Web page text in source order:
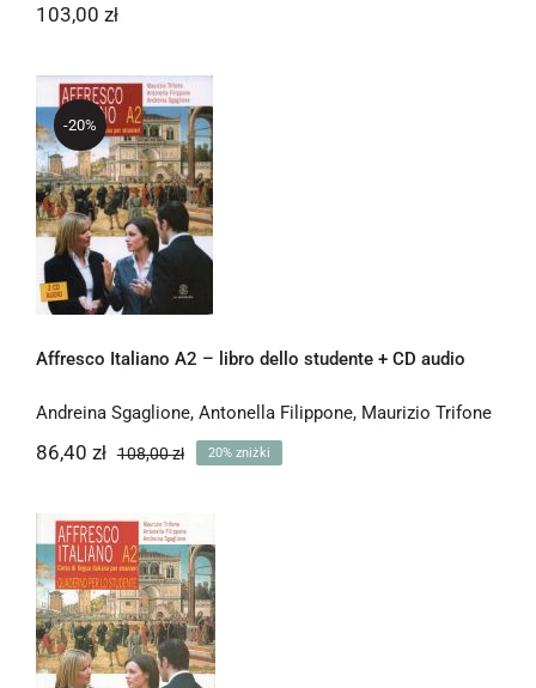
103,00 zł
-20%
Affresco Italiano A2 – libro dello
studente + CD audio
Affresco Italiano A2 – libro dello studente + CD audio
Andreina Sgaglione, Antonella Filippone, Maurizio Trifone
108,00złPierwotna
108,00 zł.
86,40 zł
Aktualna
86,40 zł.
20% zniżki
Affresco Italiano A2 – zeszyt ćwiczeń